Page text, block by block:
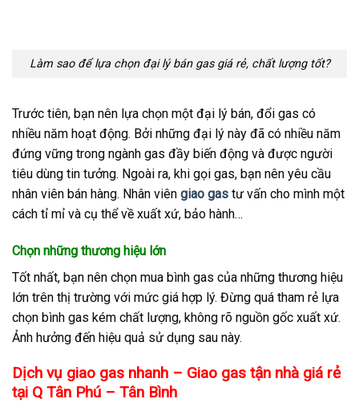
Làm sao để lựa chọn đại lý bán gas giá rẻ, chất lượng tốt?
Trước tiên, bạn nên lựa chọn một đại lý bán, đổi gas có
nhiều năm hoạt động. Bởi những đại lý này đã có nhiều năm
đứng vững trong ngành gas đầy biến động và được người
tiêu dùng tin tưởng. Ngoài ra, khi gọi gas, bạn nên yêu cầu
nhân viên bán hàng. Nhân viên giao gas tư vấn cho mình một
cách tỉ mỉ và cụ thể về xuất xứ, bảo hành…
Chọn những thương hiệu lớn
Tốt nhất, bạn nên chọn mua bình gas của những thương hiệu
lớn trên thị trường với mức giá hợp lý. Đừng quá tham rẻ lựa
chọn bình gas kém chất lượng, không rõ nguồn gốc xuất xứ.
Ảnh hưởng đến hiệu quả sử dụng sau này.
Dịch vụ giao gas nhanh – Giao gas tận nhà giá rẻ
tại Q Tân Phú – Tân Bình